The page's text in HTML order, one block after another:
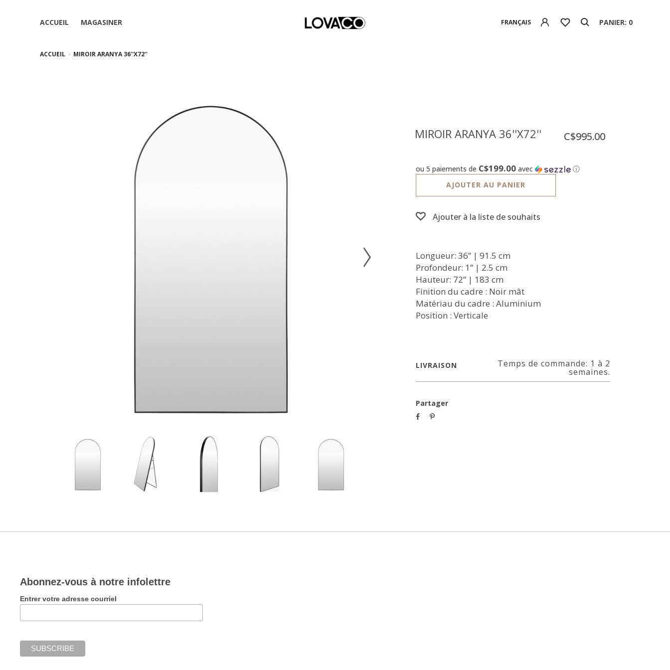
ACCUEIL MAGASINER FRANÇAIS PANIER: 0
ACCUEIL MIROIR ARANYA 36''X72''
MIROIR ARANYA 36''X72'' C$995.00
ou 5 paiements de C$199.00avec
ⓘ
AJOUTER AU PANIER
Ajouter à la liste de souhaits
Longueur: 36’’ | 91.5 cm
Profondeur: 1’’ | 2.5 cm
Hauteur: 72’’ | 183 cm
Finition du cadre : Noir mât
Matériau du cadre : Aluminium
Position : Verticale
LIVRAISON Temps de commande: 1 à 2
semaines.
Partager
Abonnez-vous à notre infolettre
Entrer votre adresse courriel